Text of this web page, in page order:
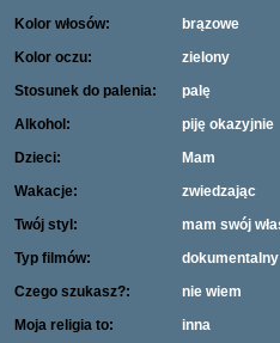
Kolor włosów:
brązowe
Kolor oczu:
zielony
Stosunek do palenia:
palę
Alkohol:
piję okazyjnie
Dzieci:
Mam
Wakacje:
zwiedzając
Twój styl:
mam swój
Typ filmów:
dokumentalny
Czego szukasz?:
nie wiem
Moja religia to:
inna